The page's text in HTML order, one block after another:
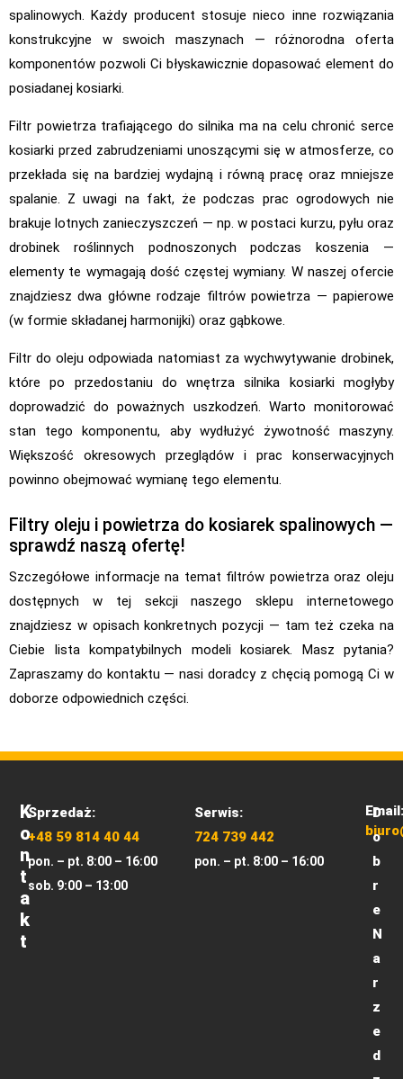
spalinowych. Każdy producent stosuje nieco inne rozwiązania
konstrukcyjne w swoich maszynach — różnorodna oferta
komponentów pozwoli Ci błyskawicznie dopasować element do
posiadanej kosiarki.
Filtr powietrza trafiającego do silnika ma na celu chronić serce
kosiarki przed zabrudzeniami unoszącymi się w atmosferze, co
przekłada się na bardziej wydajną i równą pracę oraz mniejsze
spalanie. Z uwagi na fakt, że podczas prac ogrodowych nie
brakuje lotnych zanieczyszczeń — np. w postaci kurzu, pyłu oraz
drobinek roślinnych podnoszonych podczas koszenia —
elementy te wymagają dość częstej wymiany. W naszej ofercie
znajdziesz dwa główne rodzaje filtrów powietrza — papierowe
(w formie składanej harmonijki) oraz gąbkowe.
Filtr do oleju odpowiada natomiast za wychwytywanie drobinek,
które po przedostaniu do wnętrza silnika kosiarki mogłyby
doprowadzić do poważnych uszkodzeń. Warto monitorować
stan tego komponentu, aby wydłużyć żywotność maszyny.
Większość okresowych przeglądów i prac konserwacyjnych
powinno obejmować wymianę tego elementu.
Filtry oleju i powietrza do kosiarek spalinowych —
sprawdź naszą ofertę!
Szczegółowe informacje na temat filtrów powietrza oraz oleju
dostępnych w tej sekcji naszego sklepu internetowego
znajdziesz w opisach konkretnych pozycji — tam też czeka na
Ciebie lista kompatybilnych modeli kosiarek. Masz pytania?
Zapraszamy do kontaktu — nasi doradcy z chęcią pomogą Ci w
doborze odpowiednich części.
K
O
N
T
A
K
T
Sprzedaż:
+48 59 814 40 44
pon. – pt. 8:00 – 16:00
sob. 9:00 – 13:00
Serwis:
724 739 442
pon. – pt. 8:00 – 16:00
Email:
D
o
b
r
e
N
a
r
z
e
d